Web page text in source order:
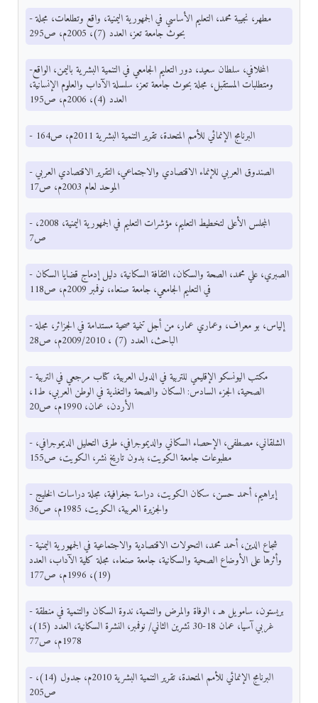
- مطهر، نجيبة محمد، التعليم الأساسي في الجمهورية اليمنية، واقع وتطلعات، مجلة
بحوث جامعة تعز، العدد (7)، 2005م، ص295
-المخلافي، سلطان سعيد، دور التعليم الجامعي في التنمية البشرية باليمن، الواقع
ومتطلبات المستقبل، مجلة بحوث جامعة تعز، سلسلة الآداب والعلوم الإنسانية،
العدد (4)، 2006م، ص195
- البرنامج الإنمائي للأمم المتحدة، تقرير التنمية البشرية 2011م، ص164
- الصندوق العربي للإنماء الاقتصادي والاجتماعي، التقرير الاقتصادي العربي
الموحد لعام 2003م، ص17
- المجلس الأعلى لتخطيط التعليم، مؤشرات التعليم في الجمهورية اليمنية، 2008،
ص7
- الصبري، علي محمد، الصحة والسكان، الثقافة السكانية، دليل إدماج قضايا السكان
في التعليم الجامعي، جامعة صنعاء، نوفمبر 2009م، ص118
- إلياس، بو معراف، وعماري عمار، من أجل تنمية صحية مستدامة في الجزائر، مجلة
الباحث، العدد (7) ، 2009/2010م، ص28
- مكتب اليونسكو الإقليمي للتربية في الدول العربية، كتاب مرجعي في التربية
الصحية، الجزء السادس: السكان والصحة والتغذية في الوطن العربي، ط1،
الأردن، عمان، 1990م، ص20
- الشلقاني، مصطفى، الإحصاء السكاني والديموجرافي، طرق التحليل الديموجرافي،
مطبوعات جامعة الكويت، بدون تاريخ نشر، الكويت، ص155
- إبراهيم، أحمد حسن، سكان الكويت، دراسة جغرافية، مجلة دراسات الخليج
والجزيرة العربية، الكويت، 1985م، ص36
- شجاع الدين، أحمد محمد، التحولات الاقتصادية والاجتماعية في الجمهورية اليمنية
وأثرها على الأوضاع الصحية والسكانية، جامعة صنعاء، مجلة كلية الآداب، العدد
(19)، 1996م، ص177
- بريستون، سامويل هـ ، الوفاة والمرض والتنمية، ندوة السكان والتنمية في منطقة
غربي آسيا، عمان 18-30 تشرين الثاني/ نوفمبر، النشرة السكانية، العدد (15)،
1978م، ص77
- البرنامج الإنمائي للأمم المتحدة، تقرير التنمية البشرية 2010م، جدول (14)،
ص205